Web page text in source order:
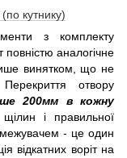
з комплекту
аналогічне
винятком, що не
отвору
200мм в кожну
і правильної
- це один
відкатних воріт на